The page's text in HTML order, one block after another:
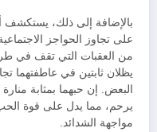
بالإضافة إلى ذلك،
على تجاوز الحواجز
من العقبات التي تقف في
يظلان ثابتين في عاطفتهما
البعض. إن حبهما بمثابة
يرحم، مما يدل على قوة
مواجهة الشدائد.